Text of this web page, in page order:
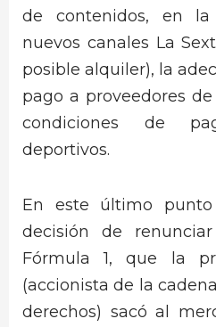
de contenidos, en
nuevos canales La
posible alquiler), la
pago a proveedores
condiciones de
deportivos.
En este último
decisión de
Fórmula 1, que la
(accionista de la
derechos) sacó al